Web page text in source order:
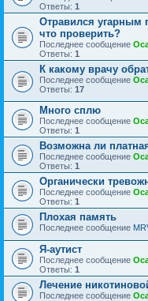
Ответы: 1
Отравился угарным
что проверить?
Последнее сообщение
Ответы: 1
К какому врачу
Последнее сообщение
Ответы: 17
Много сплю
Последнее сообщение
Ответы: 1
Возможна ли
Последнее сообщение
Ответы: 1
Органически
Последнее сообщение
Ответы: 1
Плохая память
Последнее сообщение
Я-аутист
Последнее сообщение
Ответы: 1
Лечение
Последнее сообщение